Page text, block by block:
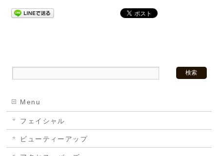
Menu
フェイシャル
ビューティーアップ